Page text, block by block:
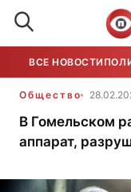
ВСЕ НОВОСТИ
Общество
В Гомельском
аппарат,